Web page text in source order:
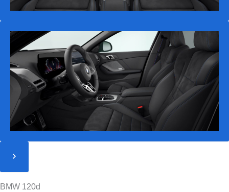
BMW 120d